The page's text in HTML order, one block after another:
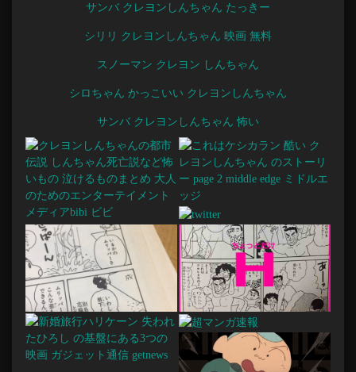
サンバ クレヨンしんちゃん たっきー
シリリ クレヨンしんちゃん 映画 無料
スノーマン クレヨン しんちゃん
シロちゃん かっこいい クレヨンしんちゃん
サンバ クレヨンしんちゃん 怖い